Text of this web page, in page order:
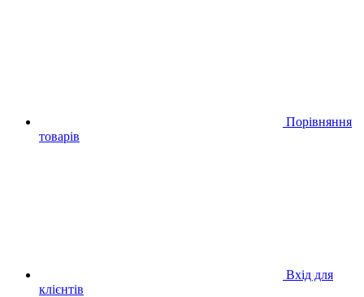
Порівняння
товарів
Вхід для
клієнтів